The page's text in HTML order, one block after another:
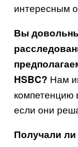
интересным
Вы
HSBC? Нам
компетенцию
если они
Получали